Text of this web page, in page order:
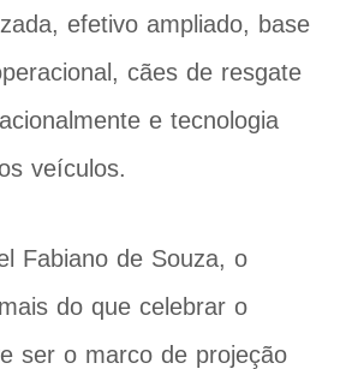
efetivo ampliado, base
cães de resgate
e tecnologia
veículos.
Fabiano de Souza, o
do que celebrar o
ser o marco de projeção